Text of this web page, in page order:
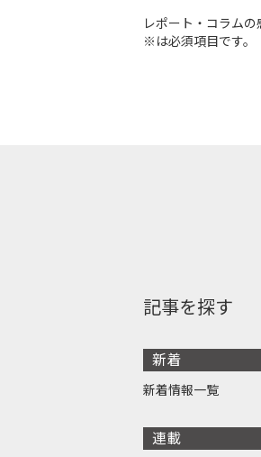
レポート・コラム
※は必須項目です。
記事を探す
新着
新着情報一覧
連載